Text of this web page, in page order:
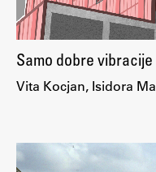
Samo dobre vibracije
Vita Kocjan, Isidora